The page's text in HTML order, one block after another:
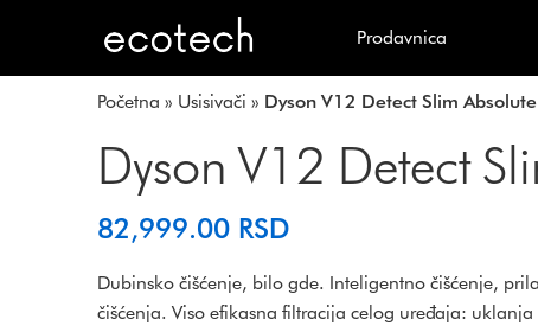
Prodavnica
Početna » Usisivači » Dyson V12 Detect Slim
Dyson V12 Detect
82,999.00 RSD
Dubinsko čišćenje, bilo gde. Inteligentno čišćenje,
čišćenja. Viso efikasna filtracija celog uređaja: